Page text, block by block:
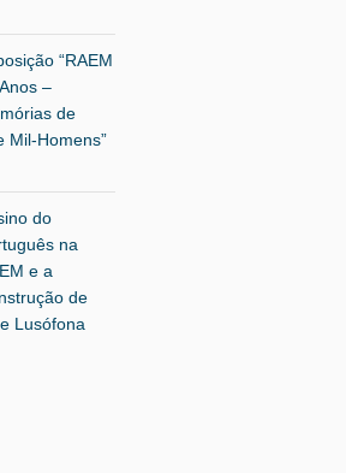
“RAEM
–
de
Mil-Homens”
do
na
e a
de
Lusófona